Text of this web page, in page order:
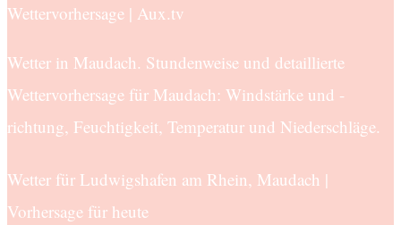
Wettervorhersage | Aux.tv
Wetter in Maudach. Stundenweise und detaillierte
Wettervorhersage für Maudach: Windstärke und -
richtung, Feuchtigkeit, Temperatur und Niederschläge.
Wetter für Ludwigshafen am Rhein, Maudach |
Vorhersage für heute